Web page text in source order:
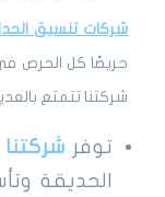
شركات تنسيق
حريصًا كل الحرص
شركتنا تتمتع
توفر شركتنا
الحديقة